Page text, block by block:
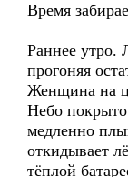
Время
Раннее утро.
прогоняя
Женщина на
Небо
медленно
откидывает
тёплой